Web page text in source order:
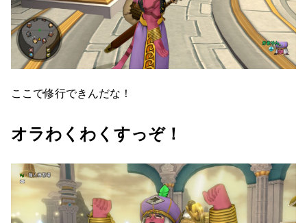
ここで修行できんだな！
オラわくわくすっぞ！